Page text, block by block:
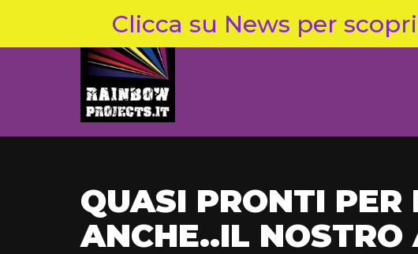
Clicca su News per
Skip
QUASI PRONTI PER
ANCHE..IL NOSTRO